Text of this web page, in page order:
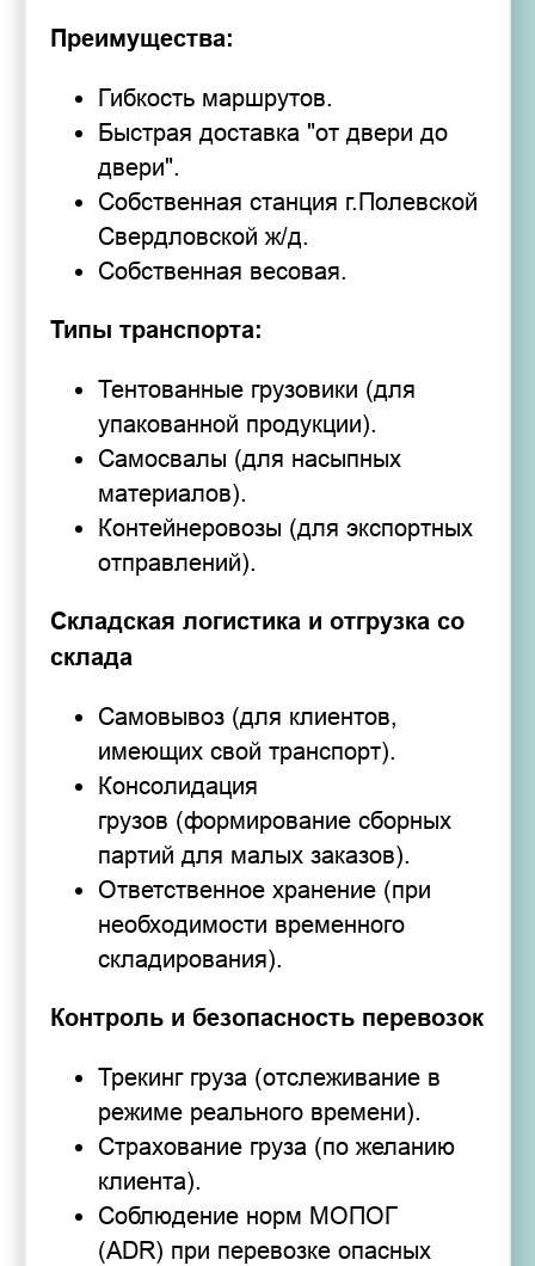
Преимущества:
Гибкость маршрутов.
Быстрая доставка "от двери до
двери".
Собственная станция г.Полевской
Свердловской ж/д.
Собственная весовая.
Типы транспорта:
Тентованные грузовики (для
упакованной продукции).
Самосвалы (для насыпных
материалов).
Контейнеровозы (для экспортных
отправлений).
Складская логистика и отгрузка со
склада
Самовывоз (для клиентов,
имеющих свой транспорт).
Консолидация
грузов (формирование сборных
партий для малых заказов).
Ответственное хранение (при
необходимости временного
складирования).
Контроль и безопасность перевозок
Трекинг груза (отслеживание в
режиме реального времени).
Страхование груза (по желанию
клиента).
Соблюдение норм МОПОГ
(ADR) при перевозке опасных